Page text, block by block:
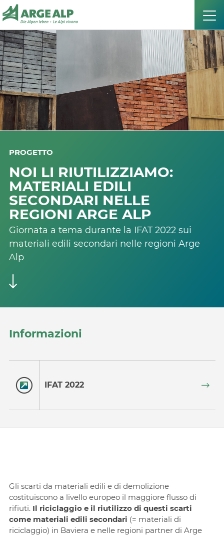
PROGETTO
NOI LI RIUTILIZZIAMO:
MATERIALI EDILI
SECONDARI NELLE
REGIONI ARGE ALP
Giornata a tema durante la IFAT 2022 sui
materiali edili secondari nelle regioni Arge
Alp
Informazioni
IFAT 2022
Gli scarti da materiali edili e di demolizione
costituiscono a livello europeo il maggiore flusso di
rifiuti. Il riciclaggio e il riutilizzo di questi scarti
come materiali edili secondari (= materiali di
riciclaggio) in Baviera e nelle regioni partner di Arge